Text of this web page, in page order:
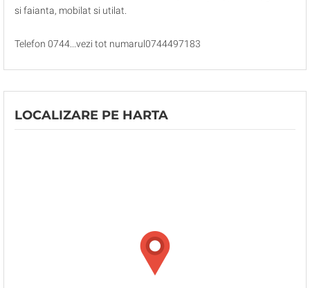
si faianta, mobilat si utilat.
Telefon 0744...vezi tot numarul0744497183
LOCALIZARE PE HARTA